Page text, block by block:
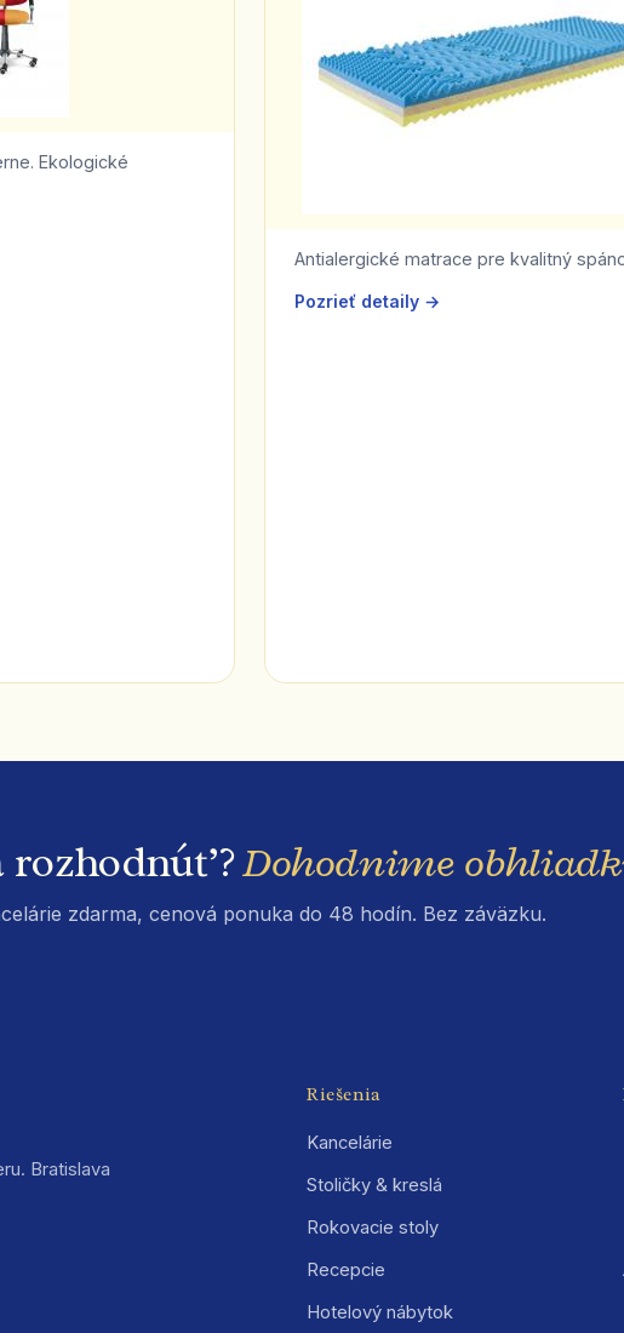
Ekologické
Antialergické matrace pre kvalitný
Pozrieť detaily →
rozhodnúť?Dohodnime
zdarma, cenová ponuka do 48 hodín. Bez záväzku.
Bratislava
Riešenia
Kancelárie
Stoličky & kreslá
Rokovacie stoly
Recepcie
Hotelový nábytok